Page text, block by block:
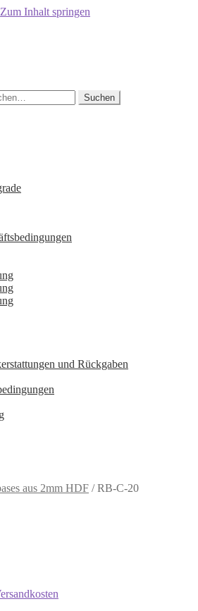
Zum Inhalt springen
Suchen
und Rückgaben
aus 2mm HDF /RB-C-20